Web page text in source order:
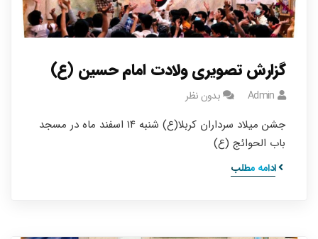
گزارش تصویری ولادت امام حسین (ع)
Admin بدون نظر
جشن میلاد سرداران کربلا(ع) شنبه ۱۴ اسفند ماه در مسجد
باب‌ الحوائج (ع)
ادامه مطلب